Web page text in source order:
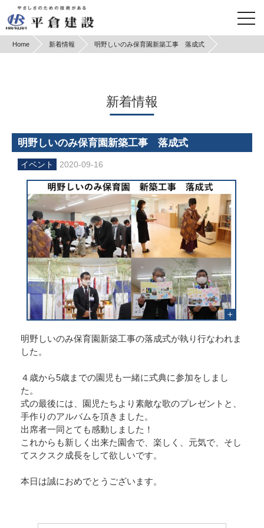
Home 新着情報 明野しいのみ保育園新築工事 落成式
新着情報
明野しいのみ保育園新築工事 落成式
2020-09-16
明野しいのみ保育園新築工事の落成式が執り行なわれま
した。
４歳から5歳までの園児も一緒に式典に参加をしまし
た。
式の最後には、園児たちより素敵な歌のプレゼントと、
手作りのアルバムを頂きました。
出席者一同とても感動しました！
これからも新しく出来た園舎で、楽しく、元気で、そし
てスクスク成長をして欲しいです。
本日は誠におめでとうございます。